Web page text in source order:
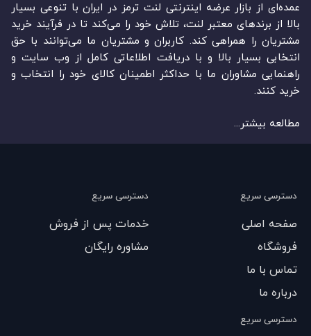
عمده‏‌ای از بازار عرضه اینترنتی لنت ترمز در ایران با تنوعی بسیار
بالا از برندهای معتبر لنت، تلاش خود را می‌‏‏کند تا در فرآیند خرید
مشتریان را همراهی کند. کاربران و مشتریان ما می‏‏‌توانند با حق
انتخابی بسیار بالا و با دریافت اطلاعاتی کامل از وب سایت و
راهنمایی مشاوران ما با حداکثر اطمینان کالای خود را انتخاب و
خرید کنند.
مطالعه بیشتر...
دسترسی سریع
صفحه اصلی
فروشگاه
تماس با ما
درباره ما
دسترسی سریع
خدمات پس از فروش
مشاوره رایگان
دسترسی سریع